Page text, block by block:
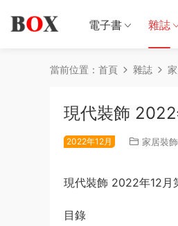
電子書 雜誌
當前位置： 首頁 雜誌
現代裝飾
2022年12月 家居裝飾
現代裝飾 2022年12月
目錄